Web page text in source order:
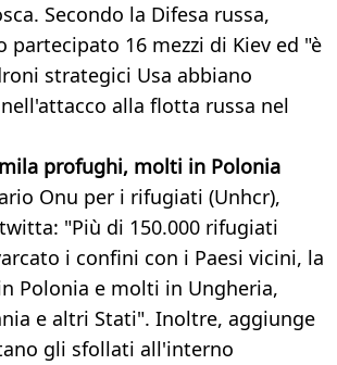
Secondo la Difesa russa,
partecipato 16 mezzi di Kiev ed "è
strategici Usa abbiano
alla flotta russa nel
profughi, molti in Polonia
Onu per i rifugiati (Unhcr),
"Più di 150.000 rifugiati
i confini con i Paesi vicini, la
Polonia e molti in Ungheria,
e altri Stati". Inoltre, aggiunge
gli sfollati all'interno